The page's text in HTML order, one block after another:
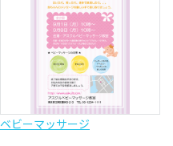
ベビーマッサージ